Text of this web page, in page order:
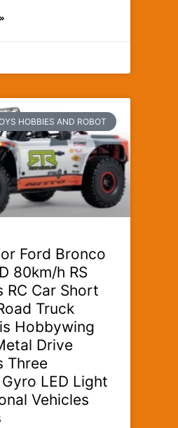
HOBBIES AND ROBOT
Ford Bronco
80km/h RS
RC Car Short
Truck
Hobbywing
Drive
Three
LED Light
Vehicles